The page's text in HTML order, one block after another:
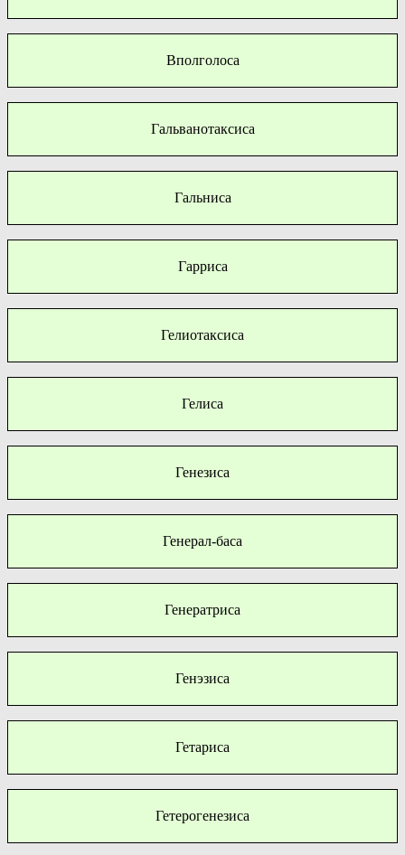
Вполголоса
Гальванотаксиса
Гальниса
Гарриса
Гелиотаксиса
Гелиса
Генезиса
Генерал-баса
Генератриса
Генэзиса
Гетариса
Гетерогенезиса